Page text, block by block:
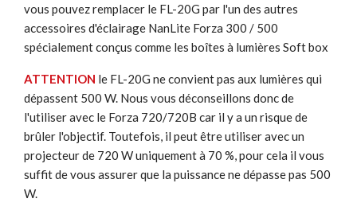
vous pouvez remplacer le FL-20G par l'un des autres
accessoires d'éclairage NanLite Forza 300 / 500
spécialement conçus comme les boîtes à lumières Soft box
ATTENTION le FL-20G ne convient pas aux lumières qui
dépassent 500 W. Nous vous déconseillons donc de
l'utiliser avec le Forza 720/720B car il y a un risque de
brûler l'objectif. Toutefois, il peut être utiliser avec un
projecteur de 720 W uniquement à 70 %, pour cela il vous
suffit de vous assurer que la puissance ne dépasse pas 500
W.